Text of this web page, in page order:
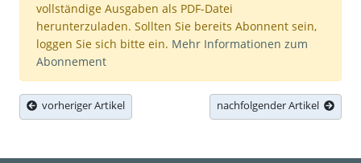
vollständige Ausgaben als PDF-Datei
herunterzuladen. Sollten Sie bereits Abonnent sein,
loggen Sie sich bitte ein. Mehr Informationen zum
Abonnement
vorheriger Artikel nachfolgender Artikel